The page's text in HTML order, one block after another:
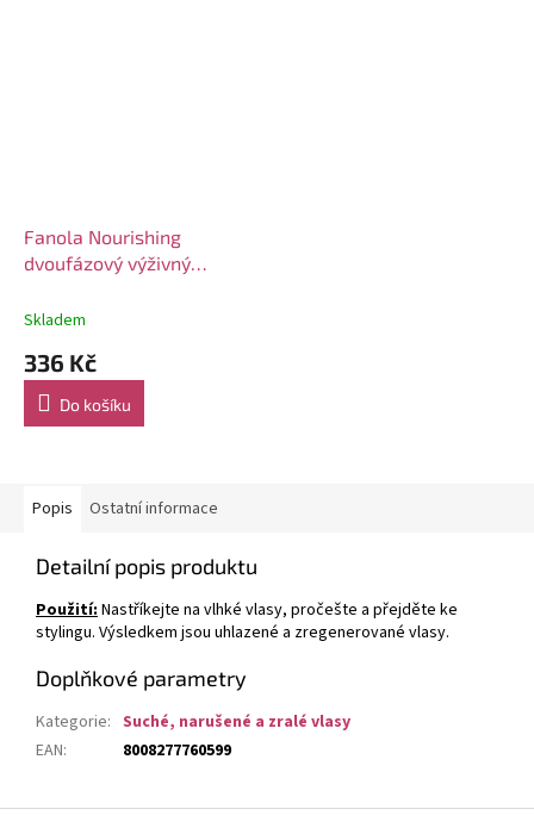
Fanola Nourishing
dvoufázový výživný
200ml
Skladem
336 Kč
Do košíku
Popis Ostatní informace
Detailní popis produktu
Použití: Nastříkejte na vlhké vlasy, pročešte a přejděte ke
stylingu. Výsledkem jsou uhlazené a zregenerované vlasy.
Doplňkové parametry
Kategorie: Suché, narušené a zralé vlasy
EAN: 8008277760599